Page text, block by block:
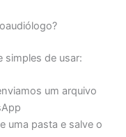
simples de usar:
um arquivo
uma pasta e salve o